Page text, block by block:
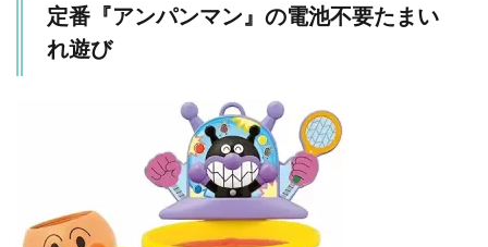
定番『アンパンマン』の電池不要たまい
れ遊び